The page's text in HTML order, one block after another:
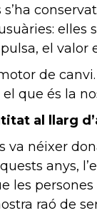
el
de
que és la
al llarg
va néixer
anys,
les
raó de